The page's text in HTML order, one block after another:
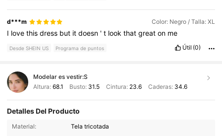
d***m Color: Negro / Talla: XL
I lovethisdress but itdoesn 't lookthatgreaton me
Desde SHEIN US Programa de puntos Útil (0)
Modelar es vestir:S
Altura: 68.1 Busto: 31.5 Cintura: 23.6 Caderas: 34.6
Detalles Del Producto
Material:
Tela tricotada
42K Seguidores